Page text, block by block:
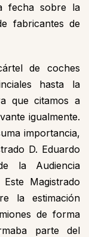
fecha sobre la
fabricantes de
de coches
hasta la
que citamos a
igualmente.
importancia,
D. Eduardo
la Audiencia
Magistrado
la estimación
de forma
parte del